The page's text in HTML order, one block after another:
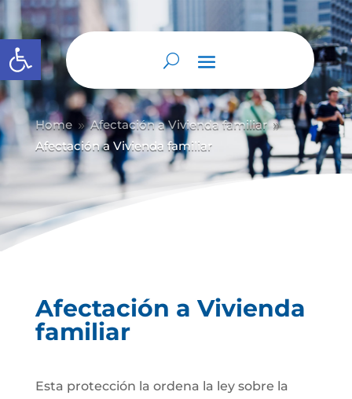
Abrir barra de herramientas
Home 9 Afectación a Vivienda familiar 9
Afectación a Vivienda familiar
Afectación a Vivienda
familiar
Esta protección la ordena la ley sobre la